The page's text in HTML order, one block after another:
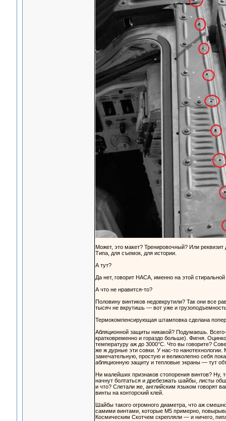
Может, это макет? Тренировочный? Или
Типа, для съемок, для истории.
А тут?
Да нет, говорит НАСА, именно на этой
А что не нравится-то?
Половину винтиков недовкрутили? Так они все
тысяч не вкрутишь — вот уже и
Термокомпенсирующая штамповка сделана
Абляционной защиты никакой? Подумаешь.
кратковременно и гораздо больше). Фигня.
температуру аж до 3000°С. Что вы говорите?
же ж дурные эти совки. У нас-то
замечательную, простую и великолепно себя
абляционную защиту и тепловые экраны — тут
Ни малейших признаков стопорения винтов? Ну,
начнут болтаться и дребезжать шайбы, листы
и что? Слетали же, английским языком говорят
винты на конторский клей.
Шайбы такого огромного диаметра, что аж
самими винтами, которые M5 примерно,
Космическим Скотчем скрепляли — и ничего,